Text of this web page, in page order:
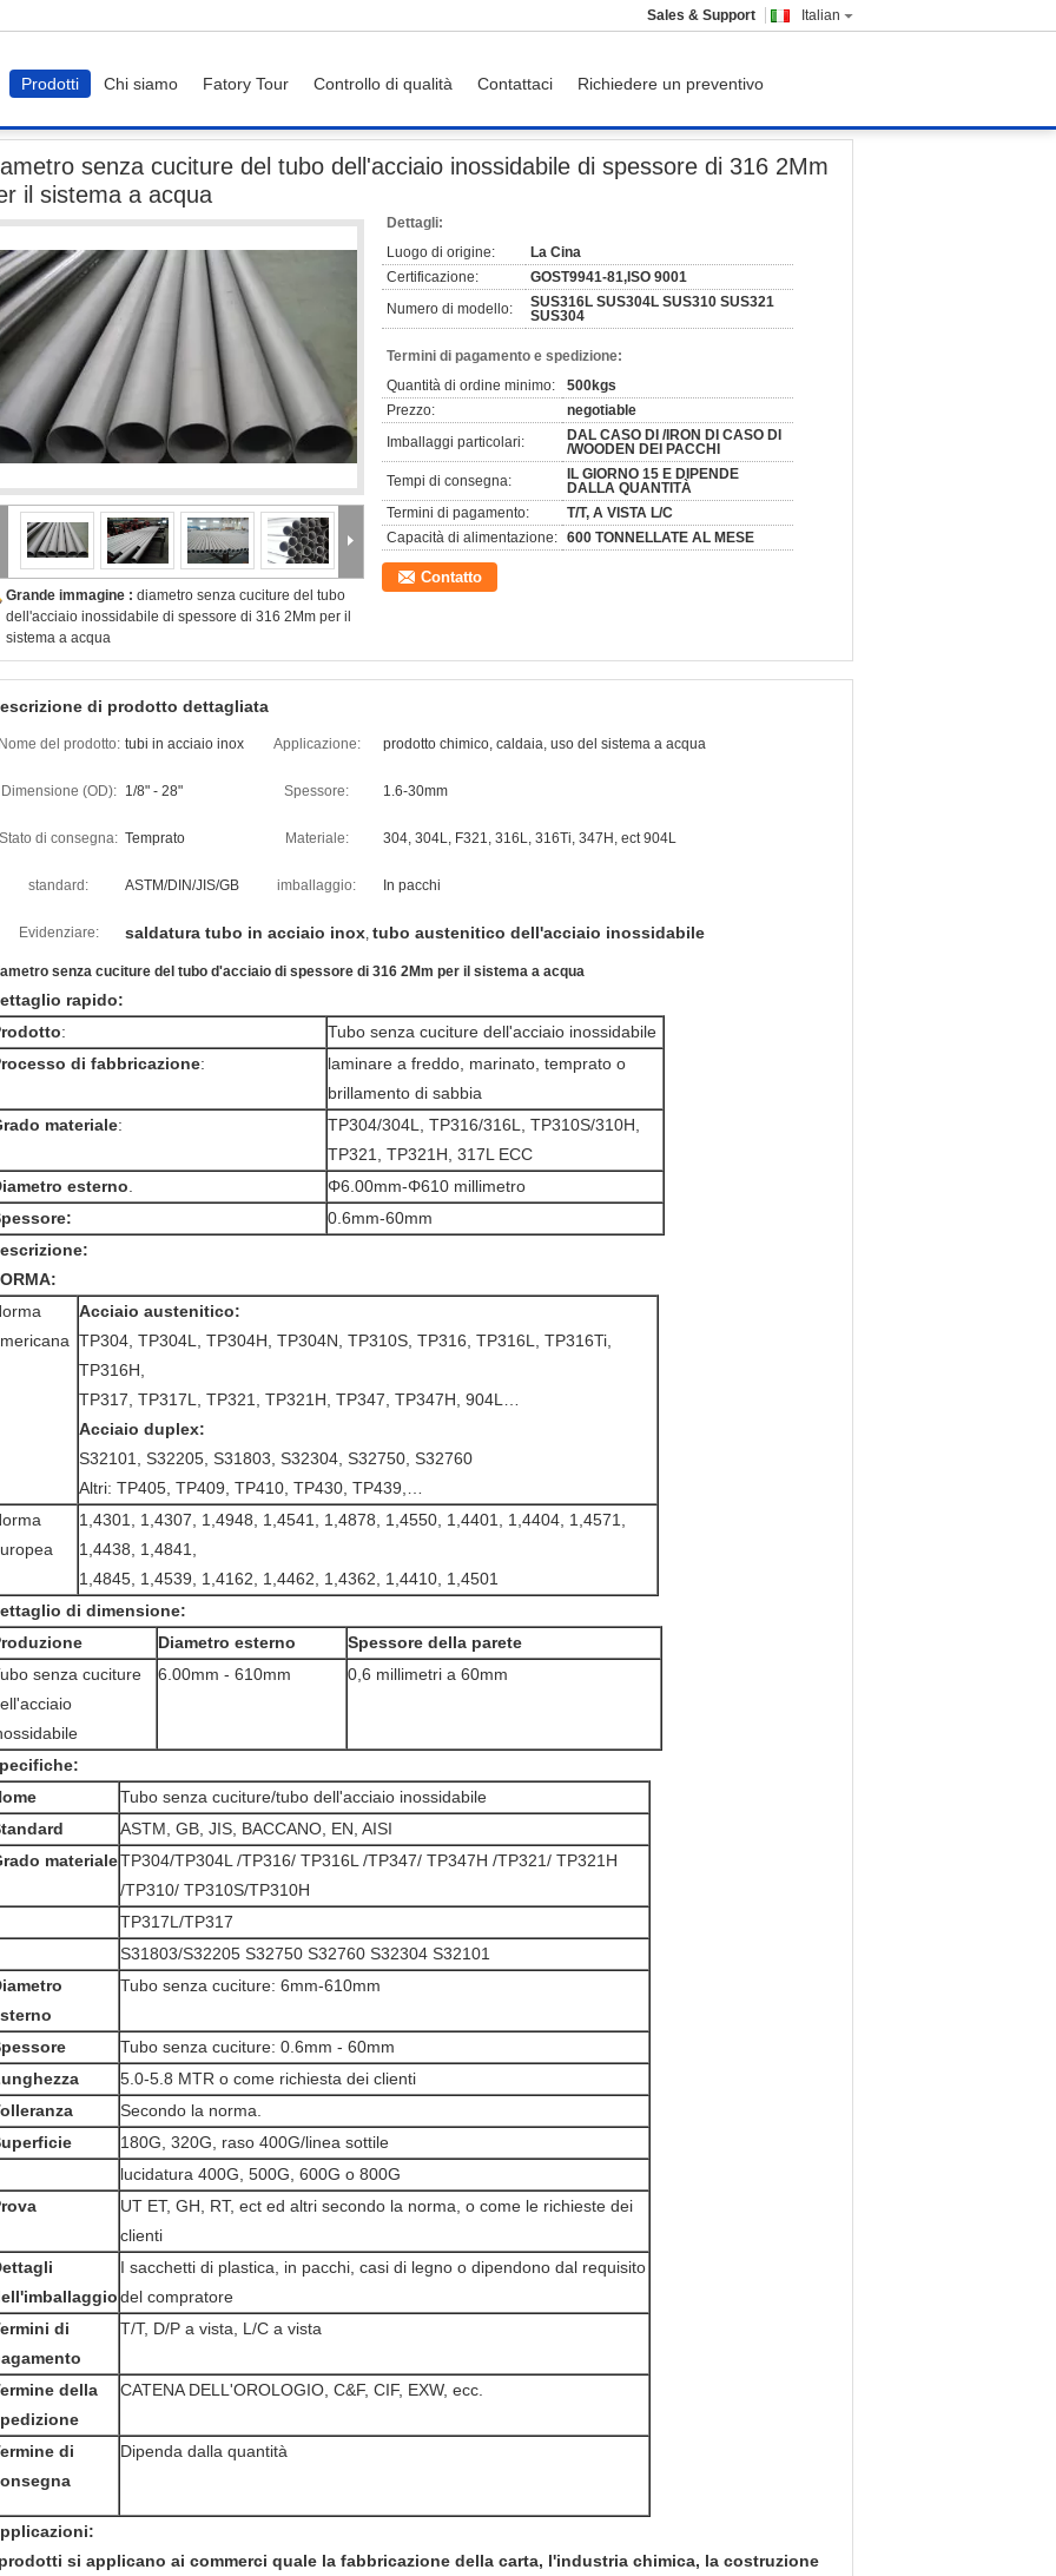
Italian
Sales & Support
Prodotti Chi siamo Fatory Tour Controllo di qualità Contattaci Richiedere un preventivo
senza cuciture del tubo dell'acciaio inossidabile di spessore di 316 2Mm
il sistema a acqua
Grande immagine : diametro senza cuciture del tubo
dell'acciaio inossidabile di spessore di 316 2Mm per il
sistema a acqua
Dettagli:
Luogo di origine:
La Cina
Certificazione:
GOST9941-81,ISO 9001
Numero di modello:
SUS316L SUS304L SUS310 SUS321
SUS304
Termini di pagamento e spedizione:
Quantità di ordine minimo:
500kgs
Prezzo:
negotiable
Imballaggi particolari:
DAL CASO DI /IRON DI CASO DI
/WOODEN DEI PACCHI
Tempi di consegna:
IL GIORNO 15 E DIPENDE
DALLA QUANTITÀ
Termini di pagamento:
T/T, A VISTA L/C
Capacità di alimentazione: 600 TONNELLATE AL MESE
Contatto
di prodotto dettagliata
Nome del prodotto: tubi in acciaio inox Applicazione: prodotto chimico, caldaia, uso del sistema a acqua
Dimensione (OD): 1/8" - 28" Spessore: 1.6-30mm
Stato di consegna: Temprato Materiale: 304, 304L, F321, 316L, 316Ti, 347H, ect 904L
standard: ASTM/DIN/JIS/GB imballaggio: In pacchi
Evidenziare: saldatura tubo in acciaio inox, tubo austenitico dell'acciaio inossidabile
senza cuciture del tubo d'acciaio di spessore di 316 2Mm per il sistema a acqua
rapido:
:
Tubo senza cuciture dell'acciaio inossidabile
di fabbricazione:
laminare a freddo, marinato, temprato o
brillamento di sabbia
materiale:
TP304/304L, TP316/316L, TP310S/310H,
TP321, TP321H, 317L ECC
esterno
Φ6.00mm-Φ610 millimetro
0.6mm-60mm
Acciaio austenitico:
TP304, TP304L, TP304H, TP304N, TP310S, TP316, TP316L, TP316Ti,
TP316H,
TP317, TP317L, TP321, TP321H, TP347, TP347H, 904L…
Acciaio duplex:
S32101, S32205, S31803, S32304, S32750, S32760
Altri: TP405, TP409, TP410, TP430, TP439,…
1,4301, 1,4307, 1,4948, 1,4541, 1,4878, 1,4550, 1,4401, 1,4404, 1,4571,
1,4438, 1,4841,
1,4845, 1,4539, 1,4162, 1,4462, 1,4362, 1,4410, 1,4501
di dimensione:
Diametro esterno
Spessore della parete
senza cuciture
6.00mm - 610mm 0,6 millimetri a 60mm
Tubo senza cuciture/tubo dell'acciaio inossidabile
ASTM, GB, JIS, BACCANO, EN, AISI
materialeTP304/TP304L /TP316/ TP316L /TP347/ TP347H /TP321/ TP321H
/TP310/ TP310S/TP310H
TP317L/TP317
S31803/S32205 S32750 S32760 S32304 S32101
Tubo senza cuciture: 6mm-610mm
Tubo senza cuciture: 0.6mm - 60mm
5.0-5.8 MTR o come richiesta dei clienti
Secondo la norma.
180G, 320G, raso 400G/linea sottile
lucidatura 400G, 500G, 600G o 800G
UT ET, GH, RT, ect ed altri secondo la norma, o come le richieste dei
clienti
I sacchetti di plastica, in pacchi, casi di legno o dipendono dal requisito
del compratore
di
T/T, D/P a vista, L/C a vista
della
CATENA DELL'OROLOGIO, C&F, CIF, EXW, ecc.
di
Dipenda dalla quantità
si applicano ai commerci quale la fabbricazione della carta, l'industria chimica, la costruzione